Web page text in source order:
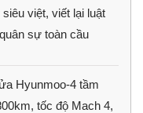
siêu việt, viết lại luật
sự toàn cầu
Hyunmoo-4 tầm
tốc độ Mach 4,